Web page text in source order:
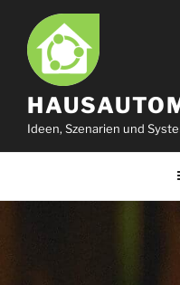
Inhalt
springen
Ideen, Szenarien und